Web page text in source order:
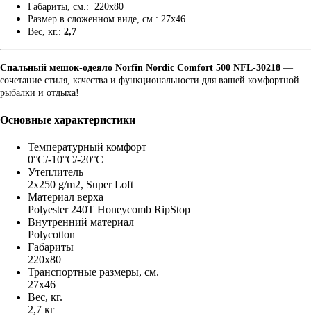
Габариты, см.: 220x80
Размер в сложенном виде, см.: 27x46
Вес, кг.: 2,7
Спальный мешок-одеяло Norfin Nordic Comfort 500 NFL-30218 —
сочетание стиля, качества и функциональности для вашей комфортной
рыбалки и отдыха!
Основные характеристики
Температурный комфорт
0°C/-10°C/-20°C
Утеплитель
2x250 g/m2, Super Loft
Материал верха
Polyester 240T Honeycomb RipStop
Внутренний материал
Polycotton
Габариты
220x80
Транспортные размеры, см.
27x46
Вес, кг.
2,7 кг